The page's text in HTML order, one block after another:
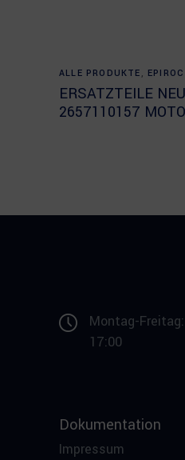
Read
ALLE PRODUKTE , EPIROC
ERSATZTEILE
2657110157
Montag-
17:00
Dokumentation
Impressum